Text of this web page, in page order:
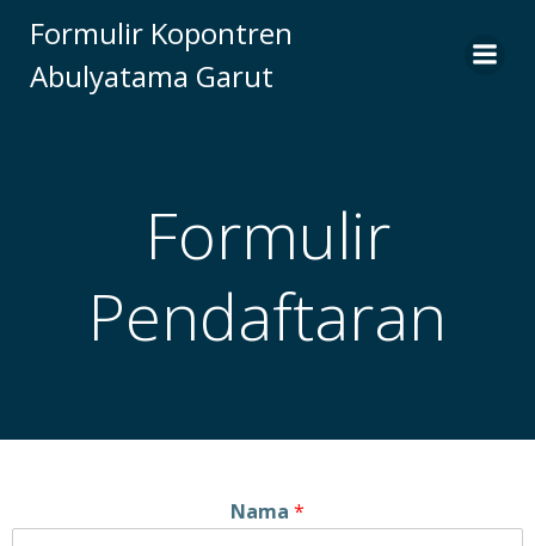
Formulir Kopontren
Abulyatama Garut
Formulir
Pendaftaran
Nama *